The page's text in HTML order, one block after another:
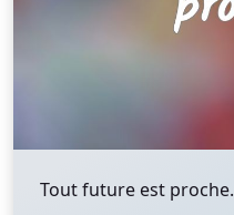
Tout future est proche.